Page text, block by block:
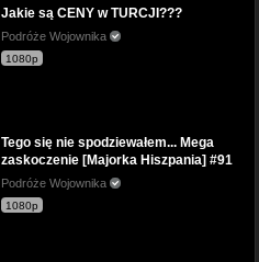
Jakie są CENY w TURCJI???
Podróże Wojownika
1080p
Tego się nie spodziewałem... Mega
zaskoczenie [Majorka Hiszpania] #91
Podróże Wojownika
1080p